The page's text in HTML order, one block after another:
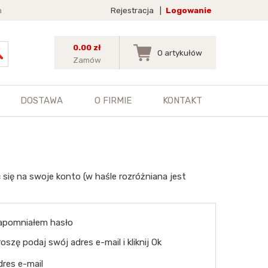
Rejestracja Logowanie
0.00 zł
Zamów
0 artykułów
DOSTAWA O FIRMIE KONTAKT
na swoje konto (w haśle rozróżniana jest
hasło
podaj swój adres e-mail i kliknij Ok
e-mail